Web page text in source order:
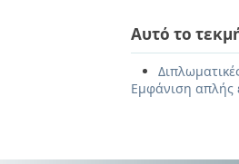
Αυτό το
Εμφάνιση απλής